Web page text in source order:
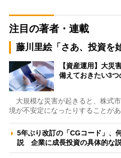
注目の著者・連載
藤川里絵「さあ、投資を
【資産運用】大災
備えておきたい3
大規模な災害が起きると、株式
境が不安定になったりすることが
5年ぶり改訂の「CGコード」、
説 企業に成長投資の具体的な